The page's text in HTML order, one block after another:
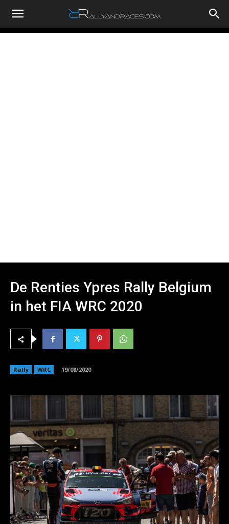
RallyandRaces.com
De Renties Ypres Rally Belgium
in het FIA WRC 2020
Rally WRC 19/08/2020